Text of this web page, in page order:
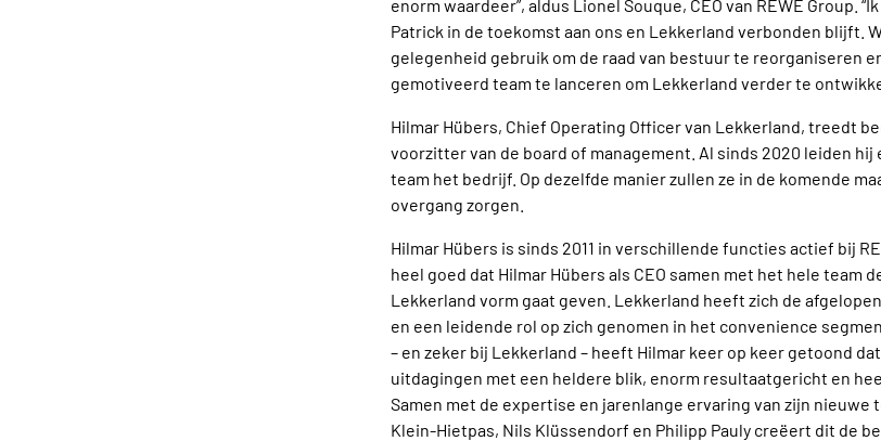
enorm waardeer”, aldus Lionel Souque, CEO van REWE Group.
Patrick in de toekomst aan ons en Lekkerland verbonden blijft.
gelegenheid gebruik om de raad van bestuur te reorganiseren
gemotiveerd team te lanceren om Lekkerland verder te
Hilmar Hübers, Chief Operating Officer van Lekkerland, treedt
voorzitter van de board of management. Al sinds 2020 leiden hij
team het bedrijf. Op dezelfde manier zullen ze in de komende
overgang zorgen.
Hilmar Hübers is sinds 2011 in verschillende functies actief bij
heel goed dat Hilmar Hübers als CEO samen met het hele team
Lekkerland vorm gaat geven. Lekkerland heeft zich de
en een leidende rol op zich genomen in het convenience
– en zeker bij Lekkerland – heeft Hilmar keer op keer getoond
uitdagingen met een heldere blik, enorm resultaatgericht en
Samen met de expertise en jarenlange ervaring van zijn nieuwe
Klein-Hietpas, Nils Klüssendorf en Philipp Pauly creëert dit de